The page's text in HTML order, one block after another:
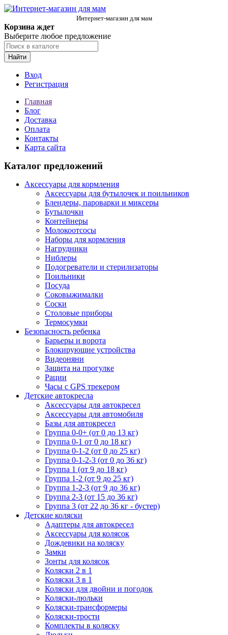
Интернет-магазин для мам
Корзина ждет
Выберите любое предложение
Найти
Вход
Регистрация
Главная
Блог
Доставка
Оплата
Контакты
Карта сайта
Каталог предложений
Аксессуары для кормления
Аксессуары для бутылочек и поильников
Блендеры, пароварки и миксеры
Бутылочки
Контейнеры
Молокоотсосы
Наборы для кормления
Нагрудники
Ниблеры
Подогреватели и стерилизаторы
Поильники
Посуда
Соковыжималки
Соски
Столовые приборы
Термосумки
Безопасность ребенка
Барьеры и ворота
Блокирующие устройства
Видеоняни
Защита на прогулке
Рации
Часы с GPS трекером
Детские автокресла
Аксессуары для автокресел
Аксессуары для автомобиля
Базы для автокресел
Группа 0-0+ (от 0 до 13 кг)
Группа 0-1 от 0 до 18 кг)
Группа 0-1-2 (от 0 до 25 кг)
Группа 0-1-2-3 (от 0 до 36 кг)
Группа 1 (от 9 до 18 кг)
Группа 1-2 (от 9 до 25 кг)
Группа 1-2-3 (от 9 до 36 кг)
Группа 2-3 (от 15 до 36 кг)
Группа 3 (от 22 до 36 кг - бустер)
Детские коляски
Адаптеры для автокресел
Аксессуары для колясок
Дождевики на коляску
Замки
Зонты для колясок
Коляски 2 в 1
Коляски 3 в 1
Коляски для двойни и погодок
Коляски-люльки
Коляски-трансформеры
Коляски-трости
Комплекты в коляску